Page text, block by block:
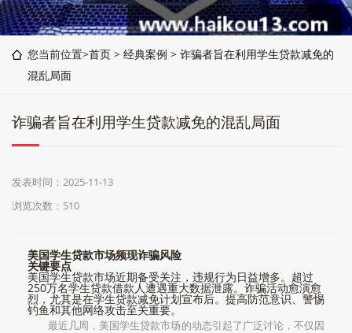
您当前位置>首页 > 经典案例 > 诈骗者旨在利用学生贷款减免的
混乱局面
诈骗者旨在利用学生贷款减免的混乱局面
发表时间：2025-11-13
浏览次数：510
美国学生贷款市场频现诈骗风险
关键要点
美国学生贷款市场近期备受关注，违规行为日益增多。超过
250万名学生贷款借款人遭遇重大数据泄露。诈骗活动愈演愈
烈，尤其是在学生贷款减免计划宣布后。提高防范意识、警惕
钓鱼和其他网络攻击至关重要。
最近几周，美国学生贷款市场的动态引起了广泛讨论，不仅因